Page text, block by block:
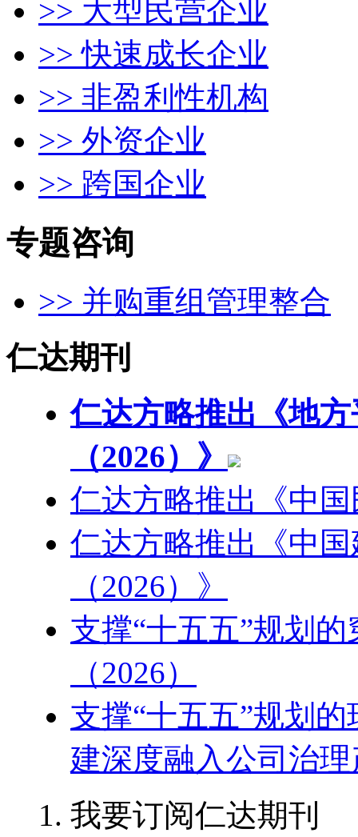
>> 大型民营企业
>> 快速成长企业
>> 非盈利性机构
>> 外资企业
>> 跨国企业
专题咨询
>> 并购重组管理整合
仁达期刊
仁达方略推出《地
（2026）》
仁达方略推出《中
仁达方略推出《中
（2026）》
支撑“十五五”规划
（2026）
支撑“十五五”规划
建深度融入公司治
我要订阅仁达期刊